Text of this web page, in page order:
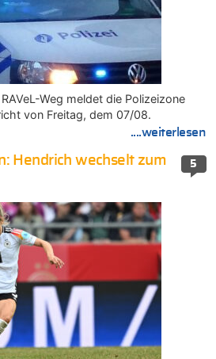
Weg meldet die Polizeizone
von Freitag, dem 07/08.
....weiterlesen
5
Hendrich wechselt zum